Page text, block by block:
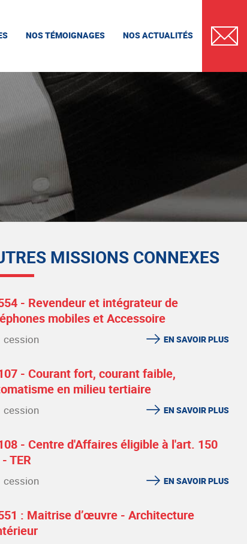
NOS TÉMOIGNAGES NOS ACTUALITÉS
MISSIONS CONNEXES
- Revendeur et intégrateur de
mobiles et Accessoire
cession EN SAVOIR PLUS
- Courant fort, courant faible,
en milieu tertiaire
cession EN SAVOIR PLUS
- Centre d'Affaires éligible à l'art. 150
TER
cession EN SAVOIR PLUS
: Maitrise d’œuvre - Architecture